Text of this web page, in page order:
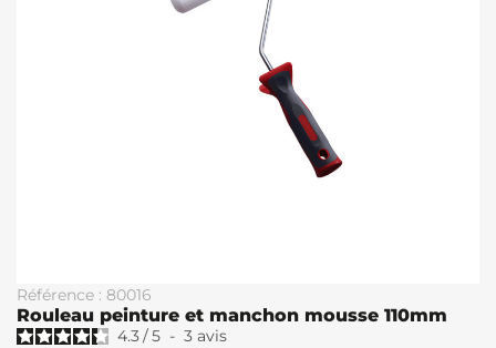
Référence : 80016
Rouleau peinture et manchon mousse 110mm
4.3/5 - 3 avis